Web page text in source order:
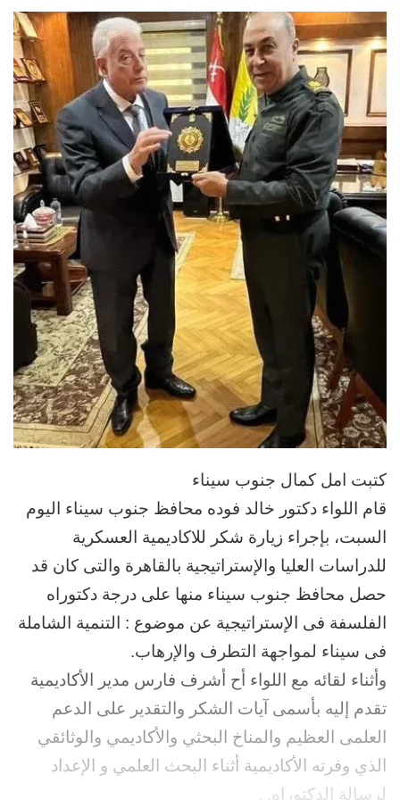
قرارات الاجتماع الخامس
والثمانين لمجلس الوزراء
برئاسة الدكتور مصطفى
مدبولي
2 أبريل، 2026
في "الأخبار News"
اكتشاف المزيد من
اشترك للحصول على أحدث التدوينات المرسلة إلى بريدك
الإلكتروني.
كتابة بريدك الإلكتروني...
اشتراك